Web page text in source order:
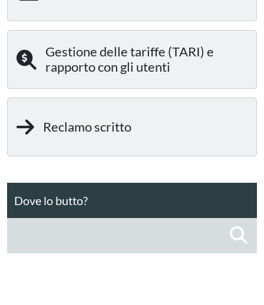
Gestione delle tariffe (TARI) e
rapporto con gli utenti
Reclamo scritto
Dove lo butto?